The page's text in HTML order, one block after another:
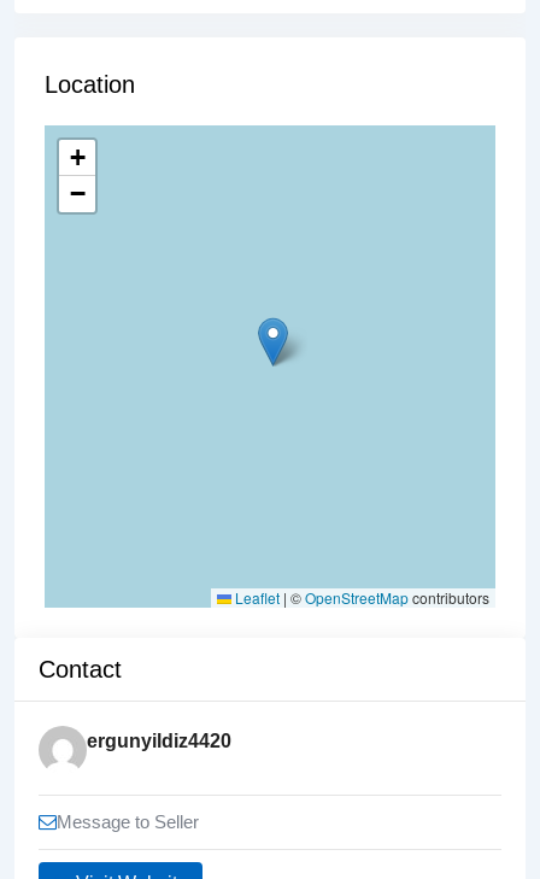
Location
+
−
Leaflet | ©OpenStreetMapcontributors
Contact
ergunyildiz4420
Message to Seller